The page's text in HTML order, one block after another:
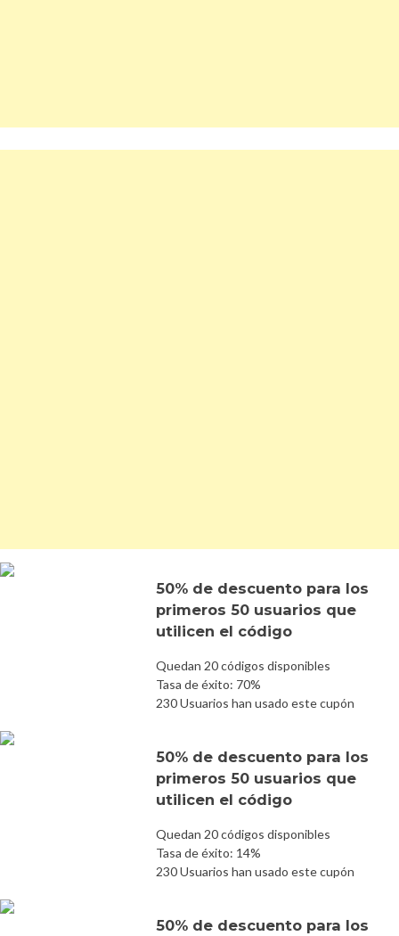
50% de descuento para los
primeros 50 usuarios que
utilicen el código
Quedan 20 códigos disponibles
Tasa de éxito: 70%
230 Usuarios han usado este cupón
50% de descuento para los
primeros 50 usuarios que
utilicen el código
Quedan 20 códigos disponibles
Tasa de éxito: 14%
230 Usuarios han usado este cupón
50% de descuento para los